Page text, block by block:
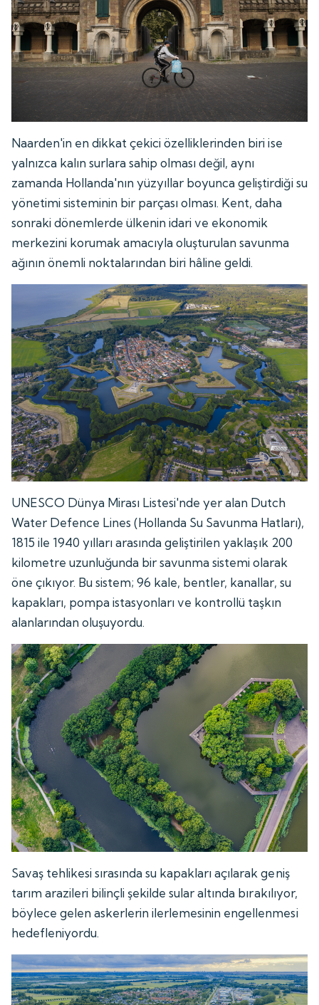
Naarden'in en dikkat çekici özelliklerinden biri ise
yalnızca kalın surlara sahip olması değil, aynı
zamanda Hollanda'nın yüzyıllar boyunca geliştirdiği su
yönetimi sisteminin bir parçası olması. Kent, daha
sonraki dönemlerde ülkenin idari ve ekonomik
merkezini korumak amacıyla oluşturulan savunma
ağının önemli noktalarından biri hâline geldi.
UNESCO Dünya Mirası Listesi'nde yer alan Dutch
Water Defence Lines (Hollanda Su Savunma Hatları),
1815 ile 1940 yılları arasında geliştirilen yaklaşık 200
kilometre uzunluğunda bir savunma sistemi olarak
öne çıkıyor. Bu sistem; 96 kale, bentler, kanallar, su
kapakları, pompa istasyonları ve kontrollü taşkın
alanlarından oluşuyordu.
Savaş tehlikesi sırasında su kapakları açılarak geniş
tarım arazileri bilinçli şekilde sular altında bırakılıyor,
böylece gelen askerlerin ilerlemesinin engellenmesi
hedefleniyordu.